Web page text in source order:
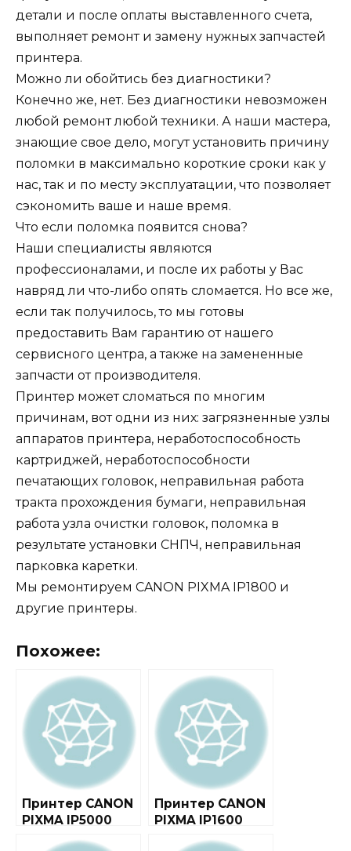
детали и после оплаты выставленного счета,
выполняет ремонт и замену нужных запчастей
принтера.
Можно ли обойтись без диагностики?
Конечно же, нет. Без диагностики невозможен
любой ремонт любой техники. А наши мастера,
знающие свое дело, могут установить причину
поломки в максимально короткие сроки как у
нас, так и по месту эксплуатации, что позволяет
сэкономить ваше и наше время.
Что если поломка появится снова?
Наши специалисты являются
профессионалами, и после их работы у Вас
навряд ли что-либо опять сломается. Но все же,
если так получилось, то мы готовы
предоставить Вам гарантию от нашего
сервисного центра, а также на замененные
запчасти от производителя.
Принтер может сломаться по многим
причинам, вот одни из них: загрязненные узлы
аппаратов принтера, неработоспособность
картриджей, неработоспособности
печатающих головок, неправильная работа
тракта прохождения бумаги, неправильная
работа узла очистки головок, поломка в
результате установки СНПЧ, неправильная
парковка каретки.
Мы ремонтируем CANON PIXMA IP1800 и
другие принтеры.
Похожее:
Принтер CANON
PIXMA IP5000
Принтер CANON
PIXMA IP1600